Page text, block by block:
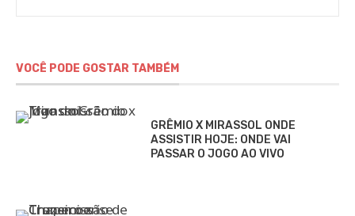
VOCÊ PODE GOSTAR TAMBÉM
GRÊMIO X MIRASSOL ONDE
ASSISTIR HOJE: ONDE VAI
PASSAR O JOGO AO VIVO